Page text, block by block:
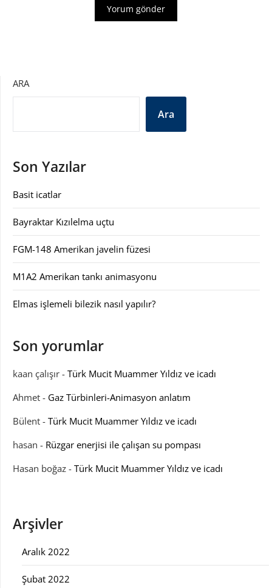
ARA
Ara
Son Yazılar
Basit icatlar
Bayraktar Kızılelma uçtu
FGM-148 Amerikan javelin füzesi
M1A2 Amerikan tankı animasyonu
Elmas işlemeli bilezik nasıl yapılır?
Son yorumlar
kaan çalışır - Türk Mucit Muammer Yıldız ve icadı
Ahmet - Gaz Türbinleri-Animasyon anlatım
Bülent - Türk Mucit Muammer Yıldız ve icadı
hasan - Rüzgar enerjisi ile çalışan su pompası
Hasan boğaz - Türk Mucit Muammer Yıldız ve icadı
Arşivler
Aralık 2022
Şubat 2022